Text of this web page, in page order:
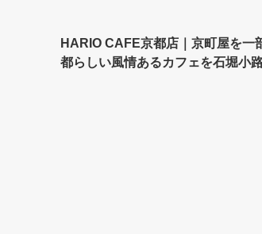
HARIO CAFE京都店｜京町屋を一
都らしい風情あるカフェを石堀小